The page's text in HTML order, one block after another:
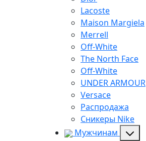
Lacoste
Maison Margiela
Merrell
Off-White
The North Face
Off-White
UNDER ARMOUR
Versace
Распродажа
Сникеры Nike
Мужчинам